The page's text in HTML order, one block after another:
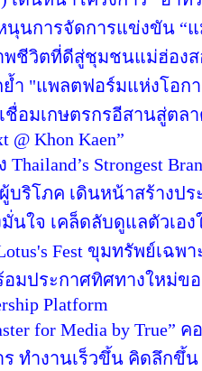
นุนการจัดการแข่งขัน “
ชีวิตที่ดีสู่ชุมชนแม่ฮ่อง
ำ "แพลตฟอร์มแห่งโอก
ชื่อมเกษตรกรอีสานสู่ตล
@ Khon Kaen”
Strongest
บริโภค เดินหน้าสร้างป
นใจ เคล็ดลับดูแลตัวเอง
Fest ขุมทรัพย์เฉ
อมประกาศทิศทางใหม่ขอ
Platform
for Media by True”
ทำงานเร็วขึ้น คิดลึกขึ้